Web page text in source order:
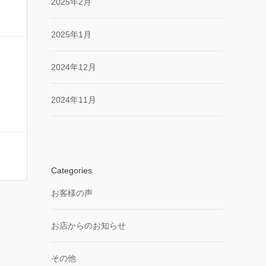
2025年2月
2025年1月
2024年12月
2024年11月
Categories
お客様の声
お店からのお知らせ
その他